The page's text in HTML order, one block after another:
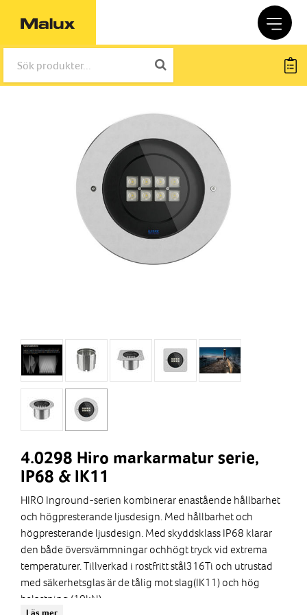
4.0298 Hiro markarmatur serie,
IP68 & IK11
HIRO Inground-serien kombinerar enastående hållbarhet
och högpresterande ljusdesign. Med hållbarhet och
högpresterande ljusdesign. Med skyddsklass IP68 klarar
den både översvämmningar ochhögt tryck vid extrema
temperaturer. Tillverkad i rostfritt stål316Ti och utrustad
med säkerhetsglas är de tålig mot slag(IK11) och hög
belastning (10kN).
Läs mer